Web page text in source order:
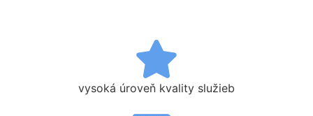
vysoká úroveň kvality služieb